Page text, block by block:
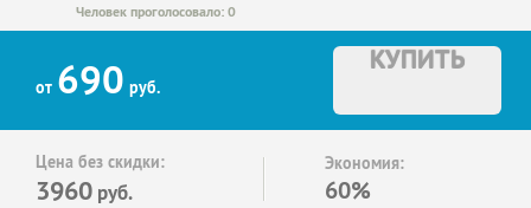
Человек проголосовало: 0
от 690 руб.
КУПИТЬ
Цена без скидки:
3960 руб.
Экономия:
60%